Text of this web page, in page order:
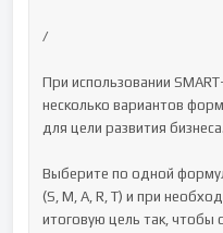
/
При использовании
несколько вариантов
для цели развития бизнеса.
Выберите по одной
(S, M, A, R, T) и при
итоговую цель так, чтобы